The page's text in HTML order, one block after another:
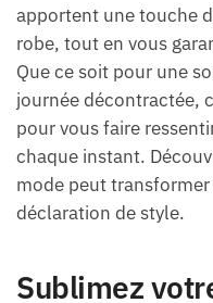
apportent une touche
robe, tout en vous
Que ce soit pour une
journée décontractée,
pour vous faire
chaque instant.
mode peut
déclaration de style.
Sublimez